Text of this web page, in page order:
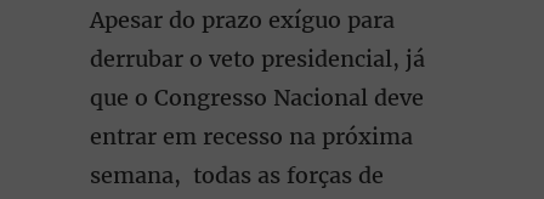
Apesar do prazo exíguo para
derrubar o veto presidencial, já
que o Congresso Nacional deve
entrar em recesso na próxima
semana, todas as forças de